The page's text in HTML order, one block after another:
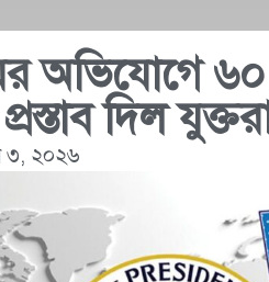
অভিযোগে
দিল
৩, ২০২৬